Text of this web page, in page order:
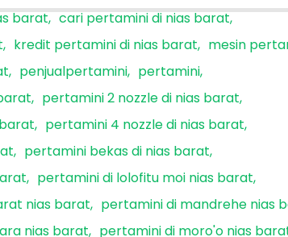
barat cari pertamini di nias barat
kredit pertamini di nias barat
mesin
penjualpertamini
pertamini
pertamini 2 nozzle di nias barat
pertamini 4 nozzle di nias barat
pertamini bekas di nias barat
pertamini di lolofitu moi nias barat
nias barat
pertamini di mandrehe nias
nias barat
pertamini di moro'o nias